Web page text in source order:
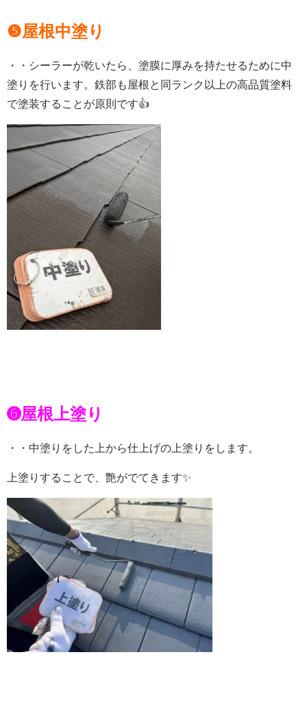
❺屋根中塗り
・・シーラーが乾いたら、塗膜に厚みを持たせるために中
塗りを行います。鉄部も屋根と同ランク以上の高品質塗料
で塗装することが原則です👍
➏屋根上塗り
・・中塗りをした上から仕上げの上塗りをします。
上塗りすることで、艶がでてきます✨